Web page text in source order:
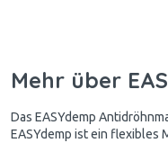
Mehr über
Das EASYdemp
EASYdemp ist ein flexibles